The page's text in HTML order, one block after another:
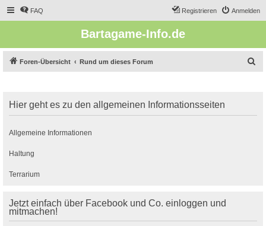
FAQ Anmelden
Registrieren
Bartagame-Info.de
Foren-Übersicht Rund um dieses Forum
e
Hier geht es zu den allgemeinen Informationsseiten
Allgemeine Informationen
Haltung
Terrarium
Jetzt einfach über Facebook und Co. einloggen und
mitmachen!